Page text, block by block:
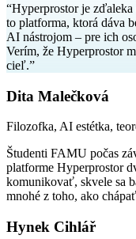
“Hyperprostor je
to platforma, ktorá dáva
AI nástrojom – pre ich
Verím, že Hyperprostor
cieľ.”
Dita Malečková
Filozofka, AI estétka,
Študenti FAMU počas
platforme Hyperprostor
komunikovať, skvele sa
mnohé z toho, ako
Hynek Cihlář